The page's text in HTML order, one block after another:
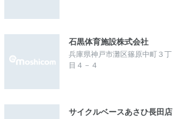
石黒体育施設株式会社
兵庫県神戸市灘区篠原中町３丁
目４－４
サイクルベースあさひ長田店